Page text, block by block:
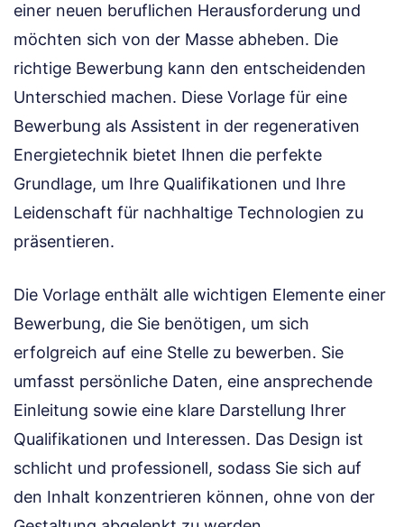
einer neuen beruflichen Herausforderung und
möchten sich von der Masse abheben. Die
richtige Bewerbung kann den entscheidenden
Unterschied machen. Diese Vorlage für eine
Bewerbung als Assistent in der regenerativen
Energietechnik bietet Ihnen die perfekte
Grundlage, um Ihre Qualifikationen und Ihre
Leidenschaft für nachhaltige Technologien zu
präsentieren.
Die Vorlage enthält alle wichtigen Elemente einer
Bewerbung, die Sie benötigen, um sich
erfolgreich auf eine Stelle zu bewerben. Sie
umfasst persönliche Daten, eine ansprechende
Einleitung sowie eine klare Darstellung Ihrer
Qualifikationen und Interessen. Das Design ist
schlicht und professionell, sodass Sie sich auf
den Inhalt konzentrieren können, ohne von der